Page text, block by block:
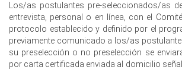
Los/as postulantes pre-seleccionados/as
entrevista, personal o en línea, con el
protocolo establecido y definido por el
previamente comunicado a los/as
su preselección o no preselección se
por carta certificada enviada al domicilio